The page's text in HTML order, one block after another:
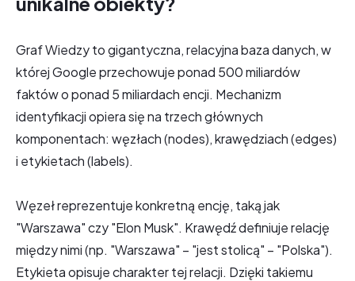
Graf Wiedzy to gigantyczna, relacyjna baza danych, w
której Google przechowuje ponad 500 miliardów
faktów o ponad 5 miliardach encji. Mechanizm
identyfikacji opiera się na trzech głównych
komponentach: węzłach (nodes), krawędziach (edges)
i etykietach (labels).
Węzeł reprezentuje konkretną encję, taką jak
"Warszawa" czy "Elon Musk". Krawędź definiuje relację
między nimi (np. "Warszawa" – "jest stolicą" – "Polska").
Etykieta opisuje charakter tej relacji. Dzięki takiemu